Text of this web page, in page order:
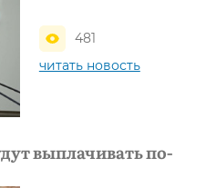
481
читать новость
выплачивать по-